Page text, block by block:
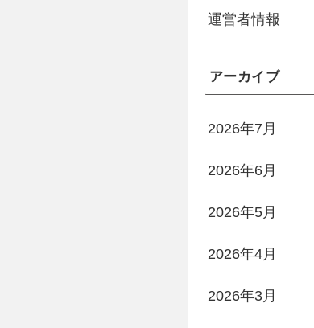
運営者情報
アーカイブ
2026年7月
2026年6月
2026年5月
2026年4月
2026年3月